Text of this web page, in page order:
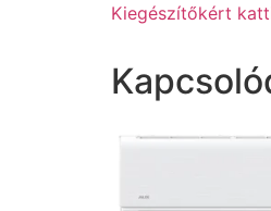
Kiegészítőkért